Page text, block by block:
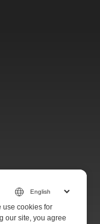
use cookies for
our site, you agree